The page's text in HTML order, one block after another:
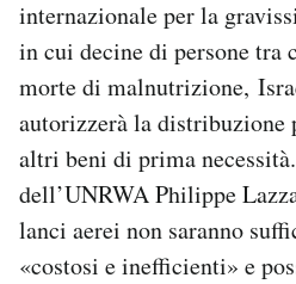
internazionale per la
in cui decine di persone
morte di malnutrizione,
autorizzerà la distribuzione
altri beni di prima
dell’UNRWA Philippe
lanci aerei non saranno
«costosi e inefficienti» e